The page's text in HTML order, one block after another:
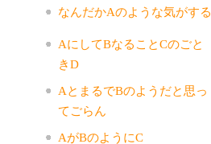
なんだかAのような気がする
AにしてBなることCのごと
きD
AとまるでBのようだと思っ
てごらん
AがBのようにC